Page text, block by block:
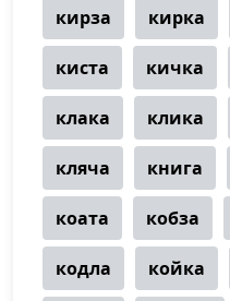
кирза кирка
киста кичка
клака клика
кляча книга
коата кобза
кодла койка